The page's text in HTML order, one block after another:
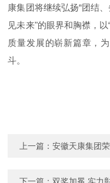
康集团将继续弘扬“团结
见未来"的眼界和胸襟，
质量发展的崭新篇章，
斗。
上一篇：安徽天康集团